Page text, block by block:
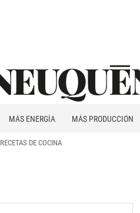
MÁS ENERGÍA MÁS PRODUCCIÓN
RECETAS DE COCINA